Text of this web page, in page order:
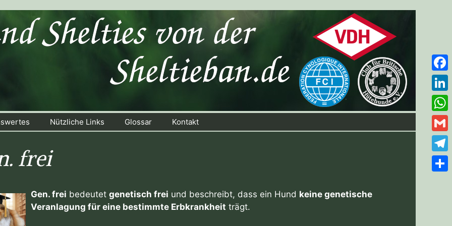
Nützliche Links Glossar Kontakt
frei
Gen. frei bedeutet genetisch frei und beschreibt, dass ein Hund keine genetische
Veranlagung für eine bestimmte Erbkrankheit trägt.